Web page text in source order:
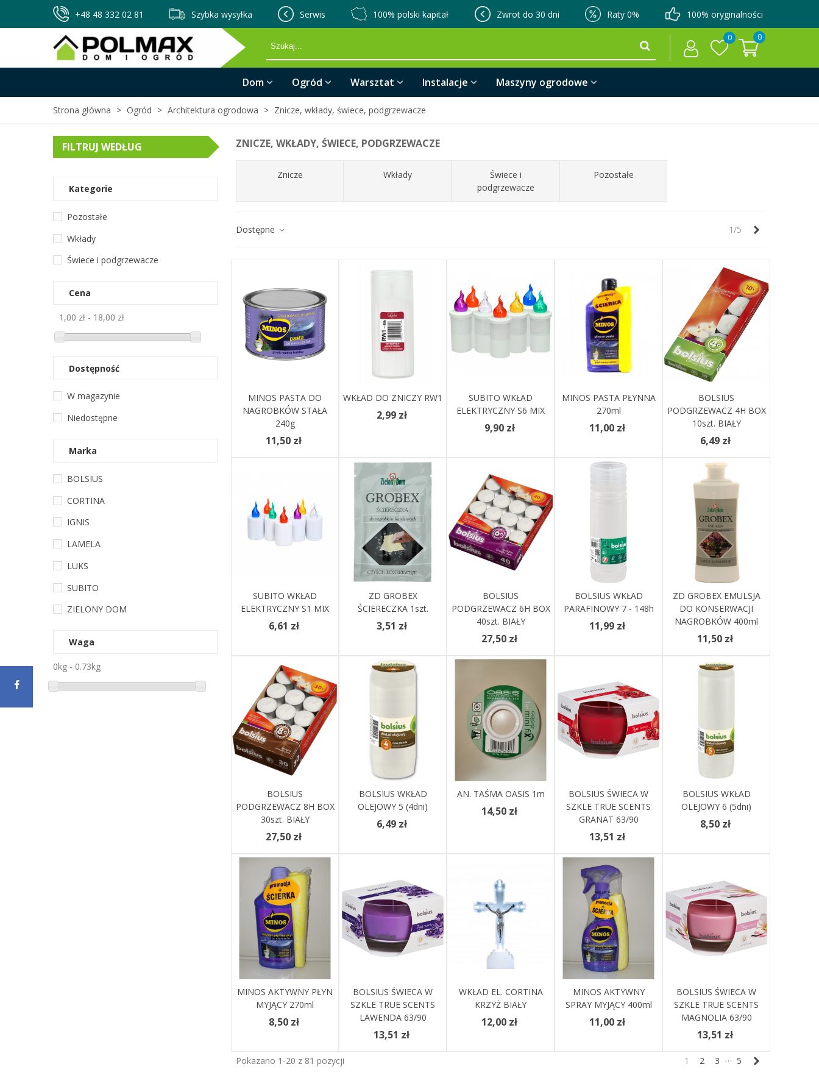
+48 48 332 02 81 Szybka wysyłka Serwis 100% polski kapitał Zwrot do 30 dni Raty 0% 100% oryginalności
0 0
Dom Ogród Warsztat Instalacje Maszyny ogrodowe
Strona główna > Ogród > Architektura ogrodowa > Znicze, wkłady, świece, podgrzewacze
FILTRUJ WEDŁUG
Kategorie
Pozostałe
Wkłady
Świece i podgrzewacze
Cena
1,00 zł - 18,00 zł
Dostępność
W magazynie
Niedostępne
Marka
BOLSIUS
CORTINA
IGNIS
LAMELA
LUKS
SUBITO
ZIELONY DOM
Waga
0kg - 0.73kg
ZNICZE, WKŁADY, ŚWIECE, PODGRZEWACZE
Znicze Wkłady
Świece i
podgrzewacze
Pozostałe
Dostępne 1/5
Dodaj Do Koszyka
MINOS PASTA DO
NAGROBKÓW STAŁA
240g
11,50 zł
Zobacz Więcej
WKŁAD DO ZNICZY RW1
2,99 zł
Dodaj Do Koszyka
SUBITO WKŁAD
ELEKTRYCZNY S6 MIX
9,90 zł
Dodaj Do Koszyka
MINOS PASTA PŁYNNA
270ml
11,00 zł
Dodaj Do Koszyka
BOLSIUS
PODGRZEWACZ 4H BOX
10szt. BIAŁY
6,49 zł
Dodaj Do Koszyka
SUBITO WKŁAD
ELEKTRYCZNY S1 MIX
6,61 zł
Dodaj Do Koszyka
ZD GROBEX
ŚCIERECZKA 1szt.
3,51 zł
Zobacz Więcej
BOLSIUS
PODGRZEWACZ 6H BOX
40szt. BIAŁY
27,50 zł
Dodaj Do Koszyka
BOLSIUS WKŁAD
PARAFINOWY 7 - 148h
11,99 zł
Dodaj Do Koszyka
ZD GROBEX EMULSJA
DO KONSERWACJI
NAGROBKÓW 400ml
11,50 zł
Zobacz Więcej
BOLSIUS
PODGRZEWACZ 8H BOX
30szt. BIAŁY
27,50 zł
Zobacz Więcej
BOLSIUS WKŁAD
OLEJOWY 5 (4dni)
6,49 zł
Zobacz Więcej
AN. TAŚMA OASIS 1m
14,50 zł
Zobacz Więcej
BOLSIUS ŚWIECA W
SZKLE TRUE SCENTS
GRANAT 63/90
13,51 zł
Zobacz Więcej
BOLSIUS WKŁAD
OLEJOWY 6 (5dni)
8,50 zł
Dodaj Do Koszyka
MINOS AKTYWNY PŁYN
MYJĄCY 270ml
8,50 zł
Zobacz Więcej
BOLSIUS ŚWIECA W
SZKLE TRUE SCENTS
LAWENDA 63/90
13,51 zł
Dodaj Do Koszyka
WKŁAD EL. CORTINA
KRZYŻ BIAŁY
12,00 zł
Zobacz Więcej
MINOS AKTYWNY
SPRAY MYJĄCY 400ml
11,00 zł
Dodaj Do Koszyka
BOLSIUS ŚWIECA W
SZKLE TRUE SCENTS
MAGNOLIA 63/90
13,51 zł
Pokazano 1-20 z 81 pozycji 1 2 3 … 5